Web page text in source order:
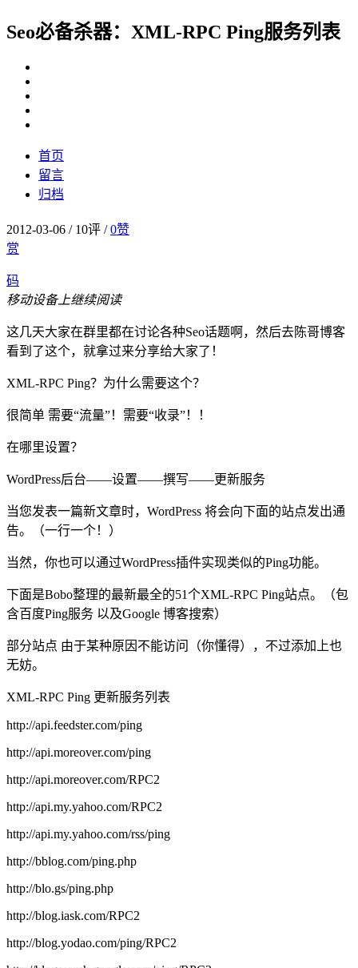
Seo必备杀器：XML-RPC Ping服务列表
首页
留言
归档
2012-03-06 / 10评 /0赞
赏
码
移动设备上继续阅读
这几天大家在群里都在讨论各种Seo话题啊，然后去陈哥博客
看到了这个，就拿过来分享给大家了！
XML-RPC Ping？为什么需要这个？
很简单 需要“流量”！需要“收录”！！
在哪里设置？
WordPress后台——设置——撰写——更新服务
当您发表一篇新文章时，WordPress 将会向下面的站点发出通
告。（一行一个！）
当然，你也可以通过WordPress插件实现类似的Ping功能。
下面是Bobo整理的最新最全的51个XML-RPC Ping站点。（包
含百度Ping服务 以及Google 博客搜索）
部分站点 由于某种原因不能访问（你懂得），不过添加上也
无妨。
XML-RPC Ping 更新服务列表
http://api.feedster.com/ping
http://api.moreover.com/ping
http://api.moreover.com/RPC2
http://api.my.yahoo.com/RPC2
http://api.my.yahoo.com/rss/ping
http://bblog.com/ping.php
http://blo.gs/ping.php
http://blog.iask.com/RPC2
http://blog.yodao.com/ping/RPC2